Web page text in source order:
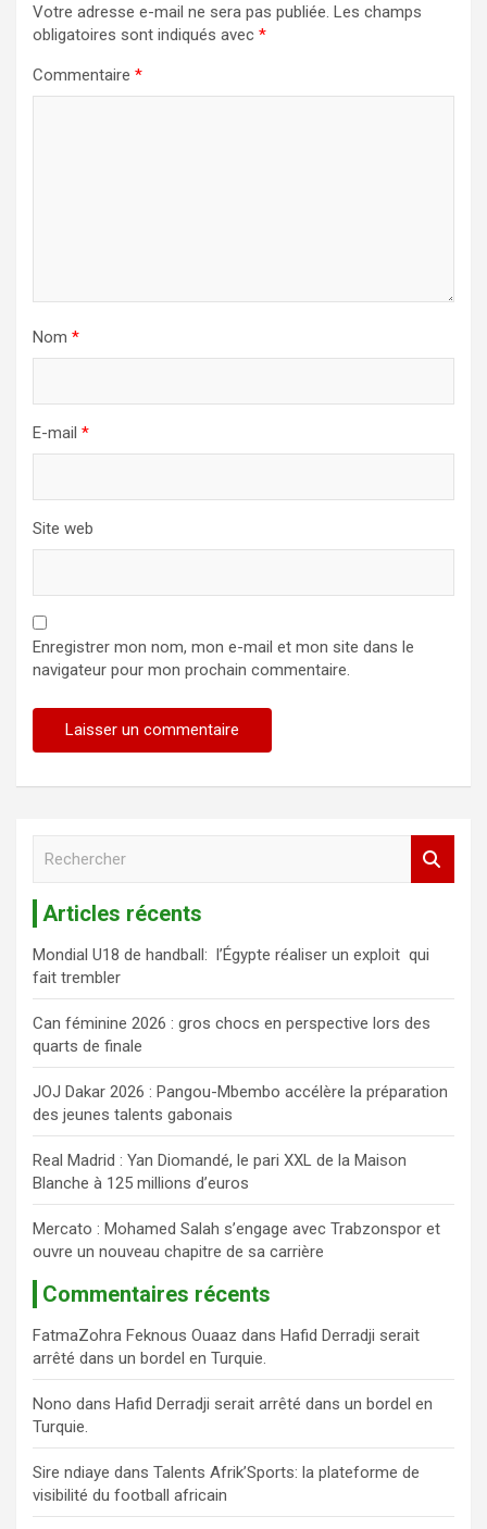
Votre adresse e-mail ne sera pas publiée. Les champs
obligatoires sont indiqués avec *
Commentaire *
Nom *
E-mail *
Site web
Enregistrer mon nom, mon e-mail et mon site dans le
navigateur pour mon prochain commentaire.
r
c
h
e
r
Articles récents
Mondial U18 de handball: l’Égypte réaliser un exploit qui
fait trembler
Can féminine 2026 : gros chocs en perspective lors des
quarts de finale
JOJ Dakar 2026 : Pangou-Mbembo accélère la préparation
des jeunes talents gabonais
Real Madrid : Yan Diomandé, le pari XXL de la Maison
Blanche à 125 millions d’euros
Mercato : Mohamed Salah s’engage avec Trabzonspor et
ouvre un nouveau chapitre de sa carrière
Commentaires récents
FatmaZohra Feknous Ouaaz dans Hafid Derradji serait
arrêté dans un bordel en Turquie.
Nono dans Hafid Derradji serait arrêté dans un bordel en
Turquie.
Sire ndiaye dans Talents Afrik’Sports: la plateforme de
visibilité du football africain